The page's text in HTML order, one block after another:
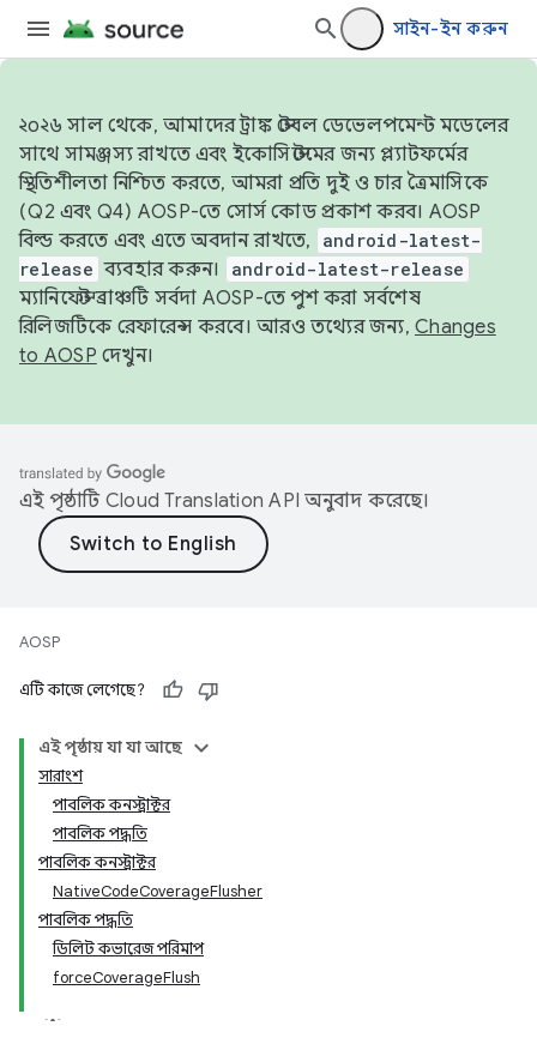
সাইন-ইন করুন
২০২৬ সাল থেকে, আমাদের ট্রাঙ্ক স্টেবল ডেভেলপমেন্ট মডেলের
সাথে সামঞ্জস্য রাখতে এবং ইকোসিস্টেমের জন্য প্ল্যাটফর্মের
স্থিতিশীলতা নিশ্চিত করতে, আমরা প্রতি দুই ও চার ত্রৈমাসিকে
(Q2 এবং Q4) AOSP-তে সোর্স কোড প্রকাশ করব। AOSP
বিল্ড করতে এবং এতে অবদান রাখতে,
android-latest-
release ব্যবহার করুন। android-latest-release
ম্যানিফেস্ট ব্রাঞ্চটি সর্বদা AOSP-তে পুশ করা সর্বশেষ
রিলিজটিকে রেফারেন্স করবে। আরও তথ্যের জন্য, Changes
to AOSP দেখুন।
এই পৃষ্ঠাটি Cloud Translation API অনুবাদ করেছে।
AOSP
এটি কাজে লেগেছে?
এই পৃষ্ঠায় যা যা আছে
সারাংশ
পাবলিক কনস্ট্রাক্টর
পাবলিক পদ্ধতি
পাবলিক কনস্ট্রাক্টর
NativeCodeCoverageFlusher
পাবলিক পদ্ধতি
ডিলিট কভারেজ পরিমাপ
forceCoverageFlush